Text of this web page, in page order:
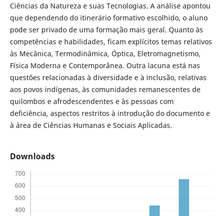
Ciências da Natureza e suas Tecnologias. A análise apontou
que dependendo do itinerário formativo escolhido, o aluno
pode ser privado de uma formação mais geral. Quanto às
competências e habilidades, ficam explícitos temas relativos
às Mecânica, Termodinâmica, Óptica, Eletromagnetismo,
Física Moderna e Contemporânea. Outra lacuna está nas
questões relacionadas à diversidade e à inclusão, relativas
aos povos indígenas, às comunidades remanescentes de
quilombos e afrodescendentes e às pessoas com
deficiência, aspectos restritos à introdução do documento e
à área de Ciências Humanas e Sociais Aplicadas.
Downloads